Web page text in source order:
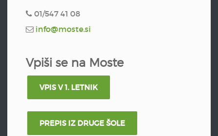
01/547 41 08
info@moste.si
Vpiši se na Moste
VPIS V 1. LETNIK
PREPIS IZ DRUGE ŠOLE